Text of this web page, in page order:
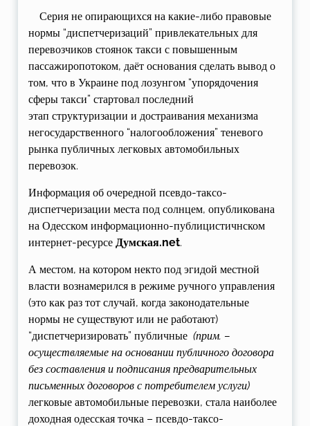
Серия не опирающихся на какие-либо правовые
нормы “диспетчеризаций” привлекательных для
перевозчиков стоянок такси с повышенным
пассажиропотоком, даёт основания сделать вывод о
том, что в Украине под лозунгом “упорядочения
сферы такси” стартовал последний
этап структуризации и достраивания механизма
негосударственного “налогообложения” теневого
рынка публичных легковых автомобильных
перевозок.
Информация об очередной псевдо-таксо-
диспетчеризации места под солнцем, опубликована
на Одесском информационно-публицистичнском
интернет-ресурсеДумская.net.
А местом, на котором некто под эгидой местной
власти вознамерился в режиме ручного управления
(это как раз тот случай, когда законодательные
нормы не существуют или не работают)
“диспетчеризировать” публичные(прим. –
осуществляемые на основании публичного договора
без составления и подписания предварительных
письменных договоров с потребителем услуги)
легковые автомобильные перевозки, стала наиболее
доходная одесская точка – псевдо-таксо-